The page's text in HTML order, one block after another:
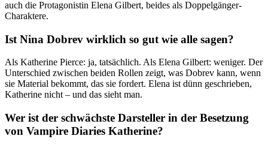
auch die Protagonistin Elena Gilbert, beides als Doppelgänger-
Charaktere.
Ist Nina Dobrev wirklich so gut wie alle sagen?
Als Katherine Pierce: ja, tatsächlich. Als Elena Gilbert: weniger. Der
Unterschied zwischen beiden Rollen zeigt, was Dobrev kann, wenn
sie Material bekommt, das sie fordert. Elena ist dünn geschrieben,
Katherine nicht – und das sieht man.
Wer ist der schwächste Darsteller in der Besetzung
von Vampire Diaries Katherine?